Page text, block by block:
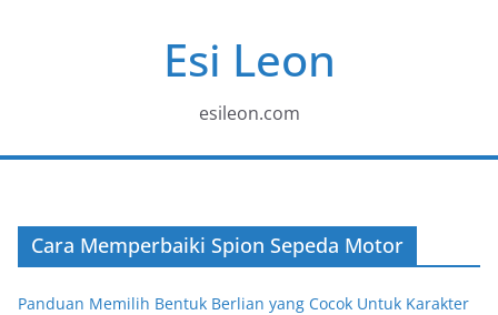
Esi Leon
esileon.com
Cara Memperbaiki Spion Sepeda Motor
Panduan Memilih Bentuk Berlian yang Cocok Untuk Karakter